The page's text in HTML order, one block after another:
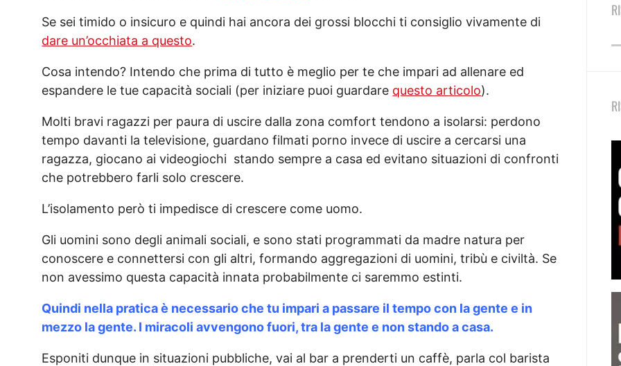
Se sei timido o insicuro e quindi hai ancora dei grossi blocchi ti consiglio vivamente di
dare un’occhiata a questo.
Cosa intendo? Intendo che prima di tutto è meglio per te che impari ad allenare ed
espandere le tue capacità sociali (per iniziare puoi guardare questo articolo).
Molti bravi ragazzi per paura di uscire dalla zona comfort tendono a isolarsi: perdono
tempo davanti la televisione, guardano filmati porno invece di uscire a cercarsi una
ragazza, giocano ai videogiochi stando sempre a casa ed evitano situazioni di confronti
che potrebbero farli solo crescere.
L’isolamento però ti impedisce di crescere come uomo.
Gli uomini sono degli animali sociali, e sono stati programmati da madre natura per
conoscere e connettersi con gli altri, formando aggregazioni di uomini, tribù e civiltà. Se
non avessimo questa capacità innata probabilmente ci saremmo estinti.
Quindi nella pratica è necessario che tu impari a passare il tempo con la gente e in
mezzo la gente. I miracoli avvengono fuori, tra la gente e non stando a casa.
Esponiti dunque in situazioni pubbliche, vai al bar a prenderti un caffè, parla col barista